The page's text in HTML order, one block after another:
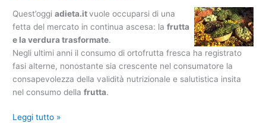
Quest’oggiadieta.itvuole occuparsi di una
fetta del mercato in continua ascesa: lafrutta
e la verdura trasformate.
Negli ultimi anni il consumo di ortofrutta fresca ha registrato
fasi alterne, nonostante sia crescente nel consumatore la
consapevolezza della validità nutrizionale e salutistica insita
nel consumo dellafrutta.
trasformate?
Leggi tutto »